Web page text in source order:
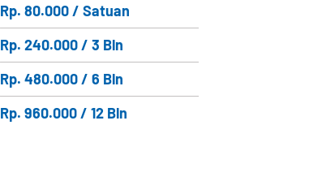
Rp. 80.000 / Satuan
Rp. 240.000 / 3 Bln
Rp. 480.000 / 6 Bln
Rp. 960.000 / 12 Bln